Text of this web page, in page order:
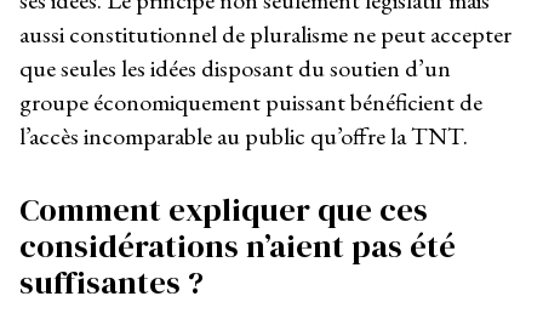
aussi constitutionnel de pluralisme ne peut accepter
que seules les idées disposant du soutien d’un
groupe économiquement puissant bénéficient de
l’accès incomparable au public qu’offre la TNT.
Comment expliquer que ces
considérations n’aient pas été
suffisantes ?